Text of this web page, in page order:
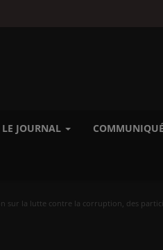
LE JOURNAL
sur la lutte contre la corruption, des